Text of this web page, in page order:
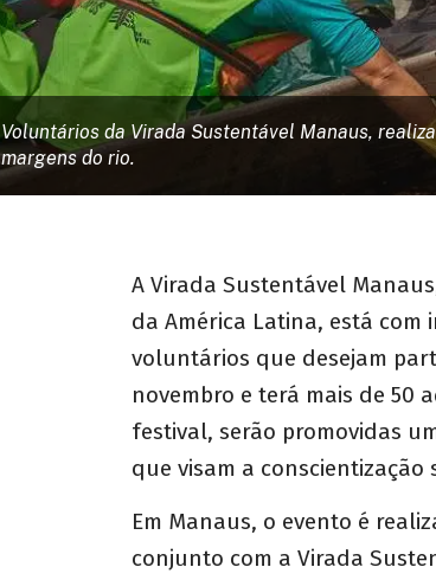
Voluntários da Virada Sustentável Manaus,
margens do rio.
A Virada Sustentável
da América Latina, está com
voluntários que desejam
novembro e terá mais de 50
festival, serão promovidas
que visam a
Em Manaus, o evento é
conjunto com a Virada